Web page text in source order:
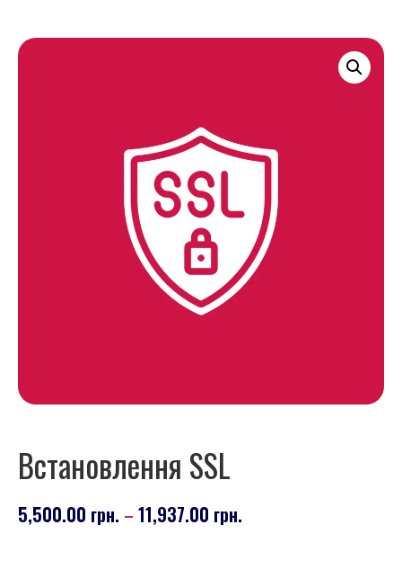
Встановлення SSL
5,500.00 грн. – 11,937.00 грн.